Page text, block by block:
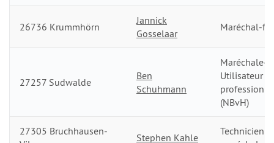
26736 Krummhörn
Jannick
Gosselaar
Maréchal-
27257 Sudwalde
Ben
Schuhmann
Maréchale-
Utilisateur
(NBvH)
27305 Bruchhausen-
Stephen Kahle
Technicien